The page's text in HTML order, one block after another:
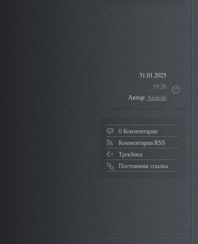
31.01.2025
19:26
Автор:Anatolii
0 Комментарии
Комментарии RSS
Трекбеки
Постоянная ссылка